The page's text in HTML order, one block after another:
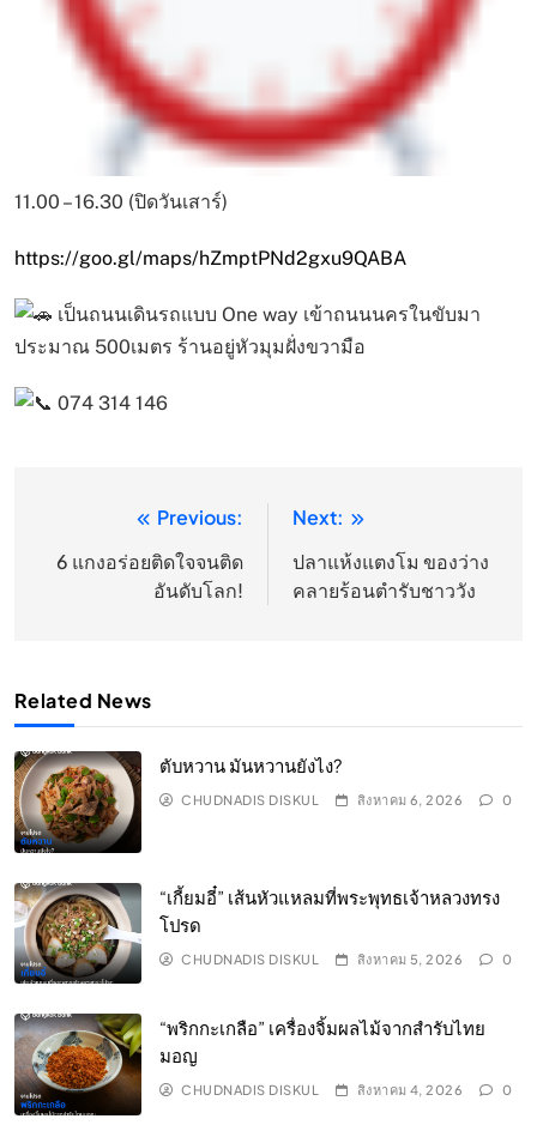
11.00 – 16.30 (ปิดวันเสาร์)
https://goo.gl/maps/hZmptPNd2gxu9QABA
เป็นถนนเดินรถแบบ One way เข้าถนนนครในขับมา
ประมาณ 500เมตร ร้านอยู่หัวมุมฝั่งขวามือ
074 314 146
แนะแนว
เรื่อง
Previous:
6 แกงอร่อยติดใจจนติด
อันดับโลก!
Next:
ปลาแห้งแตงโม ของว่าง
คลายร้อนตำรับชาววัง
Related News
ตับหวาน มันหวานยังไง?
CHUDNADIS DISKUL สิงหาคม 6, 2026 0
“เกี้ยมอี๋” เส้นหัวแหลมที่พระพุทธเจ้าหลวงทรง
โปรด
CHUDNADIS DISKUL สิงหาคม 5, 2026 0
“พริกกะเกลือ” เครื่องจิ้มผลไม้จากสำรับไทย
มอญ
CHUDNADIS DISKUL สิงหาคม 4, 2026 0